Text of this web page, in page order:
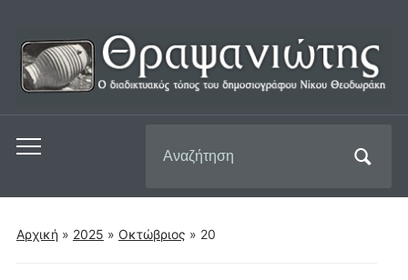
Εναλλαγή
μενού
για
για:
Αρχική » 2025 » Οκτώβριος » 20